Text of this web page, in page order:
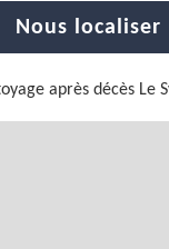
Nous localiser
après décès Le